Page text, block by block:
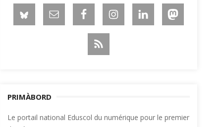
PRIMÀBORD
Le portail national Eduscol du numérique pour le premier